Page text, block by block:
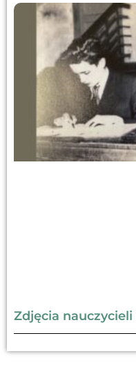
Zdjęcia nauczycieli